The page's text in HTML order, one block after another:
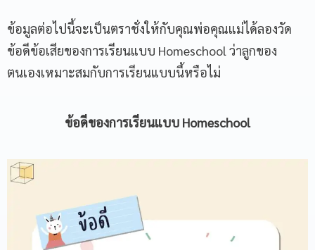
ข้อมูลต่อไปนี้จะเป็นตราชั่งให้กับคุณพ่อคุณแม่ได้ลองวัด
ข้อดีข้อเสียของการเรียนแบบ Homeschool ว่าลูกของ
ตนเองเหมาะสมกับการเรียนแบบนี้หรือไม่
ข้อดีของการเรียนแบบ Homeschool